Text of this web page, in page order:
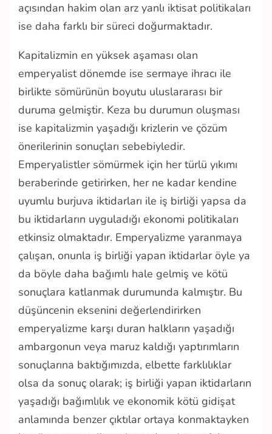
açısından hakim olan arz yanlı iktisat politikaları
ise daha farklı bir süreci doğurmaktadır.
Kapitalizmin en yüksek aşaması olan
emperyalist dönemde ise sermaye ihracı ile
birlikte sömürünün boyutu uluslararası bir
duruma gelmiştir. Keza bu durumun oluşması
ise kapitalizmin yaşadığı krizlerin ve çözüm
önerilerinin sonuçları sebebiyledir.
Emperyalistler sömürmek için her türlü yıkımı
beraberinde getirirken, her ne kadar kendine
uyumlu burjuva iktidarları ile iş birliği yapsa da
bu iktidarların uyguladığı ekonomi politikaları
etkinsiz olmaktadır. Emperyalizme yaranmaya
çalışan, onunla iş birliği yapan iktidarlar öyle ya
da böyle daha bağımlı hale gelmiş ve kötü
sonuçlara katlanmak durumunda kalmıştır. Bu
düşüncenin eksenini değerlendirirken
emperyalizme karşı duran halkların yaşadığı
ambargonun veya maruz kaldığı yaptırımların
sonuçlarına baktığımızda, elbette farklılıklar
olsa da sonuç olarak; iş birliği yapan iktidarların
yaşadığı bağımlılık ve ekonomik kötü gidişat
anlamında benzer çıktılar ortaya konmaktayken